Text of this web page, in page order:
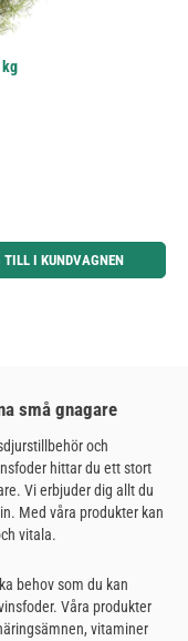
för att öka eller minska kvantiteten.
TILL I KUNDVAGNEN
små gnagare
och
hittar du ett stort
Vi erbjuder dig allt du
Med våra produkter kan
vitala.
behov som du kan
Våra produkter
vitaminer